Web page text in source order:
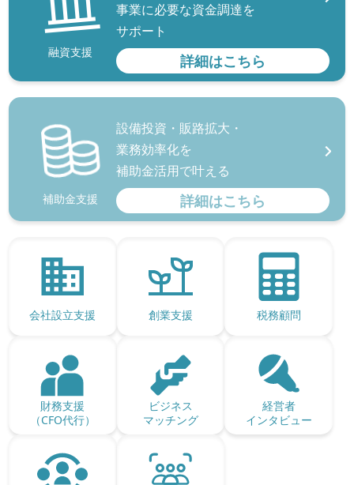
融資支援
事業に必要な資金調達を
サポート
詳細はこちら
補助金支援
設備投資・販路拡大・
業務効率化を
補助金活用で叶える
詳細はこちら
会社設立支援 創業支援 税務顧問
財務支援
（CFO代行）
ビジネス
マッチング
経営者
インタビュー